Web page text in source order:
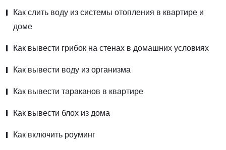
Как слить воду из системы отопления в квартире и
доме
Как вывести грибок на стенах в домашних условиях
Как вывести воду из организма
Как вывести тараканов в квартире
Как вывести блох из дома
Как включить роуминг